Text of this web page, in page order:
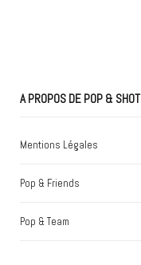
A PROPOS DE POP & SHOT
Mentions Légales
Pop & Friends
Pop & Team